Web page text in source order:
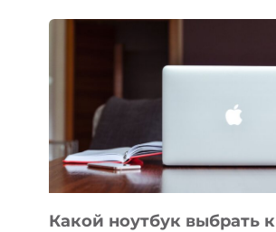
СОЗДАВАТЬ
БЕЗ
СЛОЖНОГО
КОДА
Какой ноутбук выбрать к